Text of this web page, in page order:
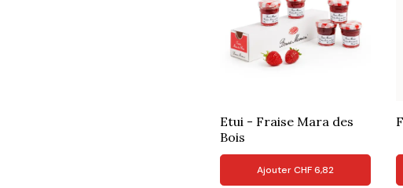
Etui - Fraise Mara des
Bois
AjouterCHF6,82